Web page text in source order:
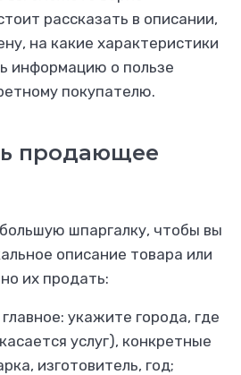
рассказать в описании,
на какие характеристики
информацию о пользе
покупателю.
продающее
шпаргалку, чтобы вы
описание товара или
их продать:
укажите города, где
услуг), конкретные
изготовитель, год;